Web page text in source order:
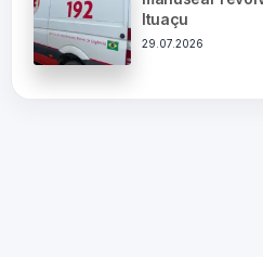
Ituaçu
29.07.2026